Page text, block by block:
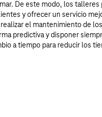
De este modo, los talleres
y ofrecer un servicio
el mantenimiento de los
predictiva y disponer
a tiempo para reducir los